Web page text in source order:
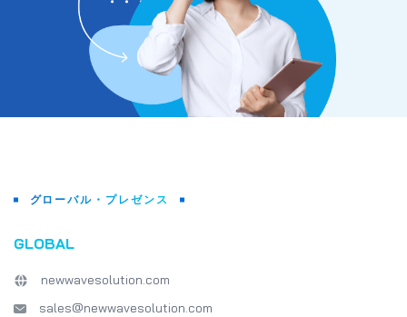
グローバル・プレゼンス
GLOBAL
newwavesolution.com
sales@newwavesolution.com